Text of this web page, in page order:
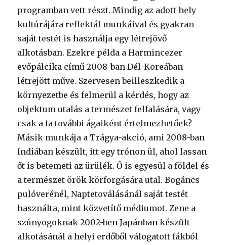
programban vett részt. Mindig az adott hely
kultúrájára reflektál munkáival és gyakran
saját testét is használja egy létrejövő
alkotásban. Ezekre példa a Harmincezer
evőpálcika című 2008-ban Dél-Koreában
létrejött műve. Szervesen beilleszkedik a
környezetbe és felmerül a kérdés, hogy az
objektum utalás a természet felfalására, vagy
csak a fa további ágaiként értelmezhetőek?
Másik munkája a Trágya-akció, ami 2008-ban
Indiában készült, itt egy trónon ül, ahol lassan
őt is betemeti az ürülék. Ő is egyesül a földel és
a természet örök körforgására utal. Bogáncs
pulóverénél, Naptetoválásánál saját testét
használta, mint közvetítő médiumot. Zene a
szúnyogoknak 2002-ben Japánban készült
alkotásánál a helyi erdőből válogatott fákból